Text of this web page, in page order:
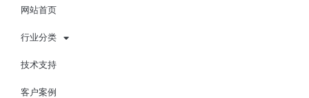
网站首页
行业分类
技术支持
客户案例